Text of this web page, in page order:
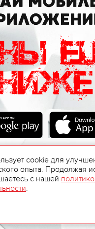
cookie для
опыта. Продолжая
с нашей
.